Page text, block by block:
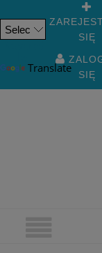
Translate
SIĘ
SIĘ